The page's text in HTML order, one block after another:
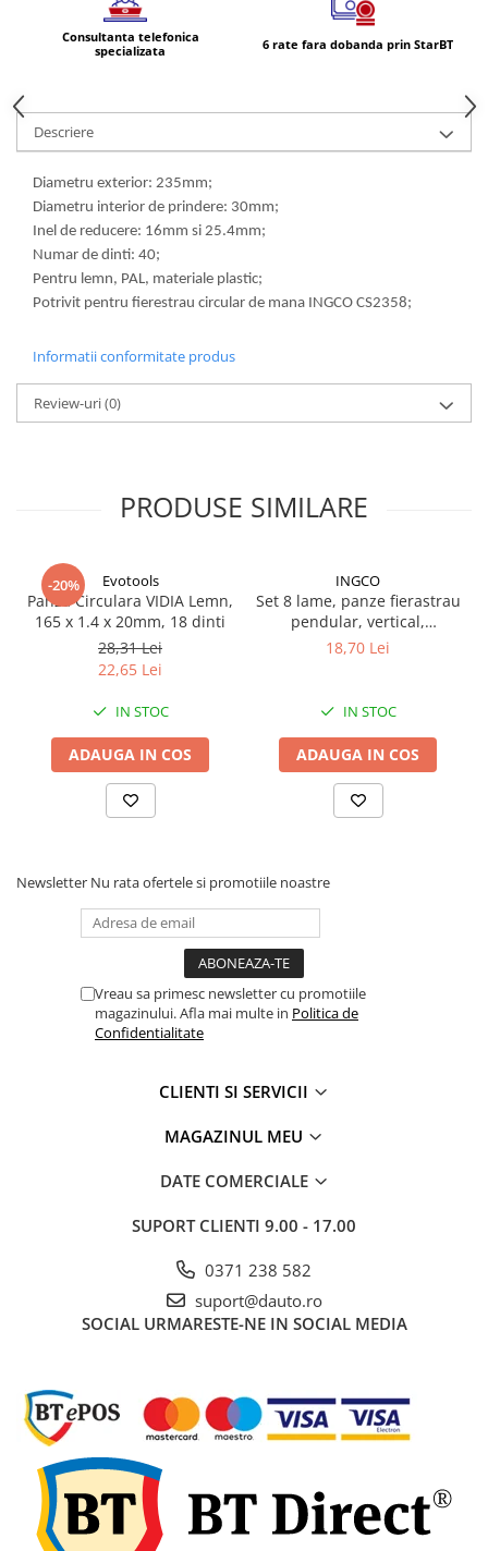
Seturi de Becuri Auto
Faruri Camioane, Utilaje &
Lampi de ceata
Lampi Gabarit LED
Lampi gabarit cu brat auto si
remorci
Lampi interior, Plafoniere
Lampi LED auto dedicate
Lampi numar Inmatriculare
Lampi Stop, Semnalizare & Triple
Lampi Fata cu Bec & Semnalizare
Lampi Fata LED & Semnalizare
Seturi Lampi Spate Triple
Lumini de Zi, DRL
Proiectoare suplimentare, Camion,
Off Road
Proiectoare Full LED
Proiectoare Halogen plus LED
Dispozitive Avertizare
Autocolante reflectorizante si
fluorescente
Avertizare sonora
de Avertizare
Goarne si trompete cu aer
Benzi si placi reflectorizante
Girofaruri auto si camion
Goarne / Trompete Pneumatice
Kituri Instalare Goarne
Rampe luminoase girofar
Suporturi pentru girofare auto si
Oglinzi auto
Parasolare Camion – Cabina si
Accesorii
Protectii si pasaje roti
Reclame Luminoase
Consultanta telefonica
specializata
6 rate fara dobanda prin StarBT
Descriere
Diametru exterior: 235mm;
Diametru interior de prindere: 30mm;
Inel de reducere: 16mm si 25.4mm;
Numar de dinti: 40;
Pentru lemn, PAL, materiale plastic;
Potrivit pentru fierestrau circular de mana INGCO CS2358;
Informatii conformitate produs
Review-uri(0)
PRODUSE SIMILARE
-20% Evotools
Panza Circulara VIDIA Lemn,
165 x 1.4 x 20mm, 18 dinti
28,31 Lei
22,65 Lei
IN STOC
ADAUGA IN COS
INGCO
Set 8 lame, panze fierastrau
pendular, vertical,
aluminiu, lemn, metal
18,70 Lei
IN STOC
ADAUGA IN COS
Newsletter Nu rata ofertele si promotiile noastre
Vreau sa primesc newsletter cu promotiile
magazinului. Afla mai multe in Politica de
Confidentialitate
CLIENTI SI SERVICII
MAGAZINUL MEU
DATE COMERCIALE
SUPORT CLIENTI 9.00 - 17.00
0371 238 582
suport@dauto.ro
SOCIAL URMARESTE-NE IN SOCIAL MEDIA